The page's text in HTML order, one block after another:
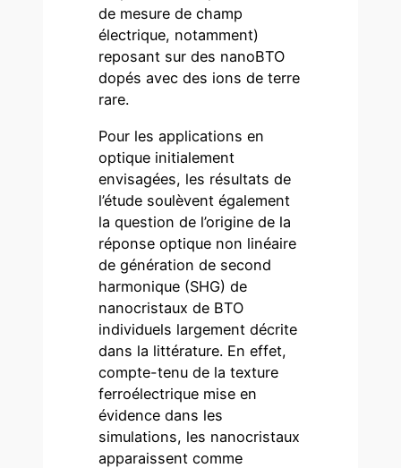
de mesure de champ
électrique, notamment)
reposant sur des nanoBTO
dopés avec des ions de terre
rare.
Pour les applications en
optique initialement
envisagées, les résultats de
l’étude soulèvent également
la question de l’origine de la
réponse optique non linéaire
de génération de second
harmonique (SHG) de
nanocristaux de BTO
individuels largement décrite
dans la littérature. En effet,
compte-tenu de la texture
ferroélectrique mise en
évidence dans les
simulations, les nanocristaux
apparaissent comme